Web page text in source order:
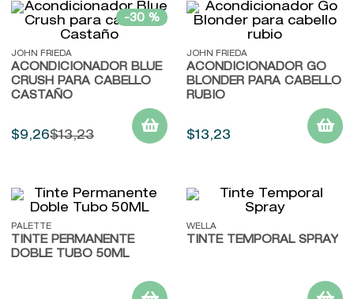
-30 %
JOHN FRIEDA
ACONDICIONADOR BLUE
CRUSH PARA CABELLO
CASTAÑO
$9,26$13,23
JOHN FRIEDA
ACONDICIONADOR GO
BLONDER PARA CABELLO
RUBIO
$13,23
PALETTE
TINTE PERMANENTE
DOBLE TUBO 50ML
WELLA
TINTE TEMPORAL SPRAY